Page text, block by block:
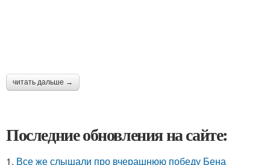
читать дальше →
Последние обновления на сайте:
1. Все же слышали про вчерашнюю победу Бена